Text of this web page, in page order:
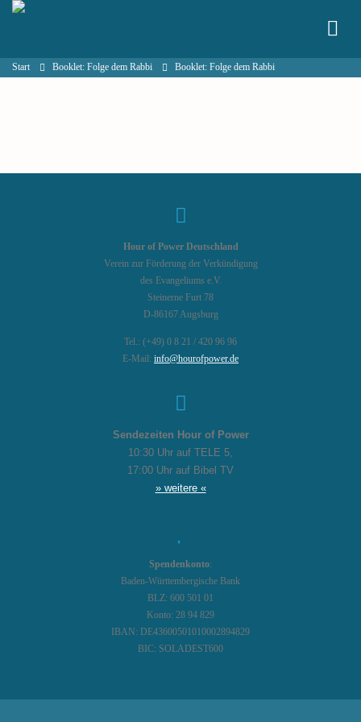
Start Booklet: Folge dem Rabbi Booklet: Folge dem Rabbi
Hour of Power Deutschland
Verein zur Förderung der Verkündigung
des Evangeliums e.V.
Steinerne Furt 78
D-86167 Augsburg
Tel.: (+49) 0 8 21 / 420 96 96
E-Mail: info@hourofpower.de
Sendezeiten Hour of Power
10:30 Uhr auf TELE 5,
17:00 Uhr auf Bibel TV
» weitere «
Spendenkonto:
Baden-Württembergische Bank
BLZ: 600 501 01
Konto: 28 94 829
IBAN: DE43600501010002894829
BIC: SOLADEST600